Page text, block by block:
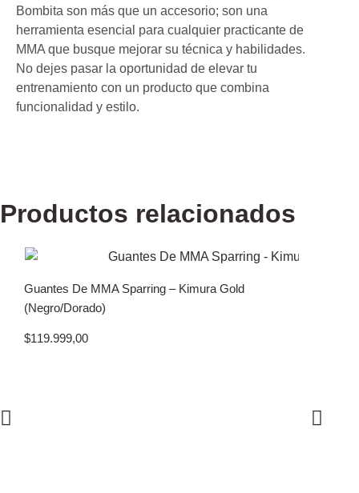
Bombita son más que un accesorio; son una
herramienta esencial para cualquier practicante de
MMA que busque mejorar su técnica y habilidades.
No dejes pasar la oportunidad de elevar tu
entrenamiento con un producto que combina
funcionalidad y estilo.
Productos relacionados
Guantes De MMA Sparring – Kimura Gold
(Negro/Dorado)
$119.999,00